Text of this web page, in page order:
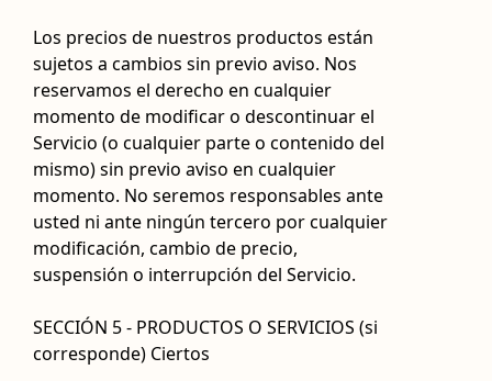
Los precios de nuestros productos están
sujetos a cambios sin previo aviso. Nos
reservamos el derecho en cualquier
momento de modificar o descontinuar el
Servicio (o cualquier parte o contenido del
mismo) sin previo aviso en cualquier
momento. No seremos responsables ante
usted ni ante ningún tercero por cualquier
modificación, cambio de precio,
suspensión o interrupción del Servicio.
SECCIÓN 5 - PRODUCTOS O SERVICIOS (si
corresponde) Ciertos